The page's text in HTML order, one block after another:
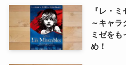
『レ・
～キャラ
ミゼをも
め！